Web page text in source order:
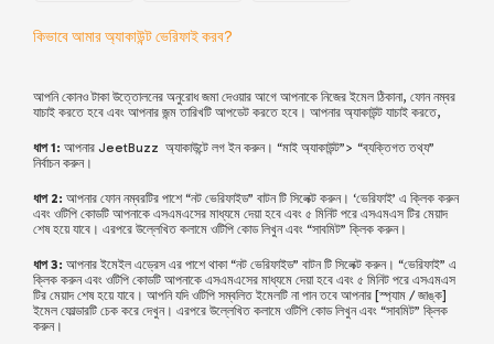
কিভাবে আমার অ্যাকাউন্ট ভেরিফাই করব?
আপনি কোনও টাকা উত্তোলনের অনুরোধ জমা দেওয়ার আগে আপনাকে নিজের ইমেল ঠিকানা, ফোন নম্বর
যাচাই করতে হবে এবং আপনার জন্ম তারিখটি আপডেট করতে হবে। আপনার অ্যাকাউন্ট যাচাই করতে,
ধাপ1: আপনার JeetBuzz অ্যাকাউন্টে লগ ইন করুন। “মাই অ্যাকাউন্ট”> “ব্যক্তিগত তথ্য”
নির্বাচন করুন।
ধাপ 2: আপনার ফোন নম্বরটির পাশে “নট ভেরিফাইড” বাটন টি সিলেক্ট করুন। ‘ভেরিফাই’ এ ক্লিক করুন
এবং ওটিপি কোডটি আপনাকে এসএমএসের মাধ্যমে দেয়া হবে এবং ৫ মিনিট পরে এসএমএস টির মেয়াদ
শেষ হয়ে যাবে। এরপরে উল্লেখিত কলামে ওটিপি কোড লিখুন এবং “সাবমিট” ক্লিক করুন।
ধাপ3: আপনার ইমেইল এড্রেস এর পাশে থাকা “নট ভেরিফাইড” বাটন টি সিলেক্ট করুন। “ভেরিফাই” এ
ক্লিক করুন এবং ওটিপি কোডটি আপনাকে এসএমএসের মাধ্যমে দেয়া হবে এবং ৫ মিনিট পরে এসএমএস
টির মেয়াদ শেষ হয়ে যাবে। আপনি যদি ওটিপি সম্বলিত ইমেলটি না পান তবে আপনার [স্প্যাম / জাঙ্ক]
ইমেল ফোল্ডারটি চেক করে দেখুন। এরপরে উল্লেখিত কলামে ওটিপি কোড লিখুন এবং “সাবমিট” ক্লিক
করুন।